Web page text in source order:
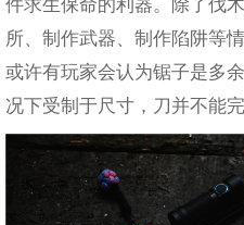
所、制作武器、制作陷阱等
或许有玩家会认为锯子是多
况下受制于尺寸，刀并不能